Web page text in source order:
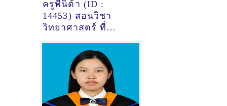
ครูพี่นิต้า (ID :
14453) สอนวิชา
วิทยาศาสตร์ ที่